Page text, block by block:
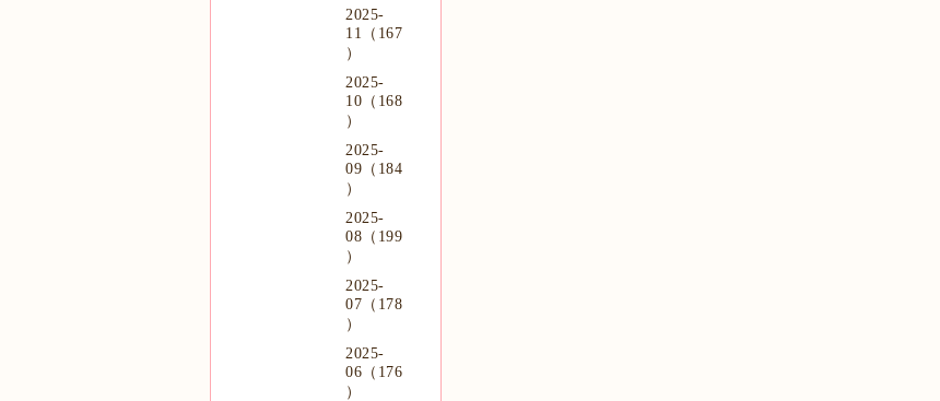
2025-
11（167
）
2025-
10（168
）
2025-
09（184
）
2025-
08（199
）
2025-
07（178
）
2025-
06（176
）